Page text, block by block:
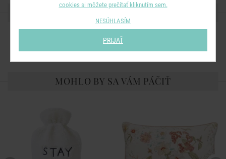
ZDIEĽAJTE S PRIATEĽMI
MOHLO BY SA VÁM PÁČIŤ
cookies si môžete prečítať kliknutím sem.
NESÚHLASÍM
PRIJAŤ